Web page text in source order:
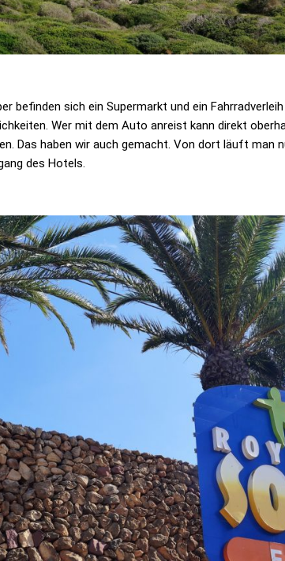
befinden sich ein Supermarkt und ein
Wer mit dem Auto anreist kann direkt
Das haben wir auch gemacht. Von dort läuft man
des Hotels.